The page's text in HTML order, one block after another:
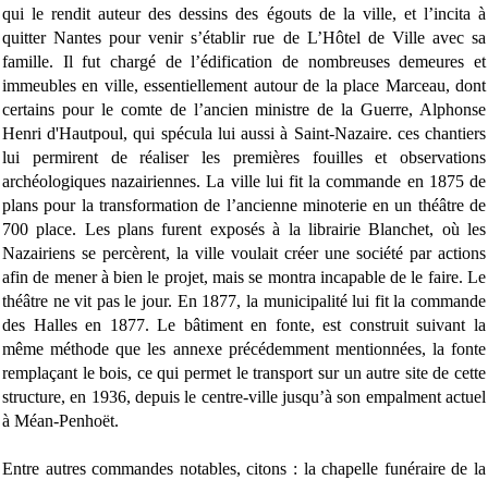
qui le rendit auteur des dessins des égouts de la ville, et l’incita à
quitter Nantes pour venir s’établir rue de L’Hôtel de Ville avec sa
famille. Il fut chargé de l’édification de nombreuses demeures et
immeubles en ville, essentiellement autour de la place Marceau, dont
certains pour le comte de l’ancien ministre de la Guerre, Alphonse
Henri d'Hautpoul, qui spécula lui aussi à Saint-Nazaire. ces chantiers
lui permirent de réaliser les premières fouilles et observations
archéologiques nazairiennes. La ville lui fit la commande en 1875 de
plans pour la transformation de l’ancienne minoterie en un théâtre de
700 place. Les plans furent exposés à la librairie Blanchet, où les
Nazairiens se percèrent, la ville voulait créer une société par actions
afin de mener à bien le projet, mais se montra incapable de le faire. Le
théâtre ne vit pas le jour. En 1877, la municipalité lui fit la commande
des Halles en 1877. Le bâtiment en fonte, est construit suivant la
même méthode que les annexe précédemment mentionnées, la fonte
remplaçant le bois, ce qui permet le transport sur un autre site de cette
structure, en 1936, depuis le centre-ville jusqu’à son empalment actuel
à Méan-Penhoët.
Entre autres commandes notables, citons : la chapelle funéraire de la